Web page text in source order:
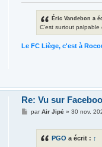
Éric Vandebon a
C'est surtout
Le FC Liège, c'est à
Re: Vu sur
MparAir Jipé »30 nov.
PGO a écrit : ↑